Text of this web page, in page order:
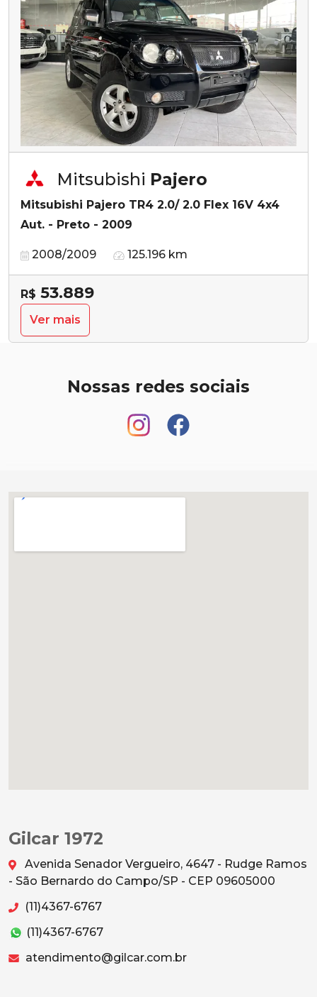
Mitsubishi Pajero
Mitsubishi Pajero TR4 2.0/ 2.0 Flex 16V 4x4
Aut. - Preto - 2009
2008/2009 125.196 km
R$ 53.889
Ver mais
Nossas redes sociais
Gilcar 1972
Avenida Senador Vergueiro, 4647 - Rudge Ramos
- São Bernardo do Campo/SP - CEP 09605000
(11)4367-6767
(11)4367-6767
atendimento@gilcar.com.br